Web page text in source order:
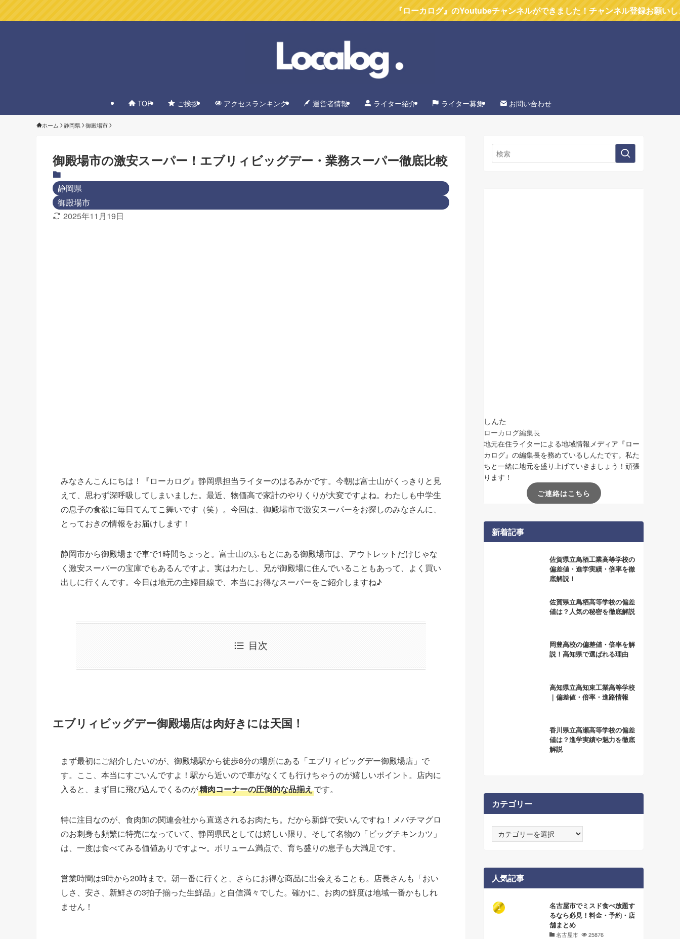
『ローカログ』のYoutubeチャンネルができました！チャンネル登録お願いします
TOP ご挨拶 アクセスランキング 運営者情報 ライター紹介 ライター募集 お問い合わせ
ホーム 静岡県 御殿場市
御殿場市の激安スーパー！エブリィビッグデー・業務スーパー徹底比較
静岡県
御殿場市
2025年11月19日
みなさんこんにちは！『ローカログ』静岡県担当ライターのはるみかです。今朝は富士山がくっきりと見
えて、思わず深呼吸してしまいました。最近、物価高で家計のやりくりが大変ですよね。わたしも中学生
の息子の食欲に毎日てんてこ舞いです（笑）。今回は、御殿場市で激安スーパーをお探しのみなさんに、
とっておきの情報をお届けします！
静岡市から御殿場まで車で1時間ちょっと。富士山のふもとにある御殿場市は、アウトレットだけじゃな
く激安スーパーの宝庫でもあるんですよ。実はわたし、兄が御殿場に住んでいることもあって、よく買い
出しに行くんです。今日は地元の主婦目線で、本当にお得なスーパーをご紹介しますね♪
目次
エブリィビッグデー御殿場店は肉好きには天国！
まず最初にご紹介したいのが、御殿場駅から徒歩8分の場所にある「エブリィビッグデー御殿場店」で
す。ここ、本当にすごいんですよ！駅から近いので車がなくても行けちゃうのが嬉しいポイント。店内に
入ると、まず目に飛び込んでくるのが精肉コーナーの圧倒的な品揃えです。
特に注目なのが、食肉卸の関連会社から直送されるお肉たち。だから新鮮で安いんですね！メバチマグロ
のお刺身も頻繁に特売になっていて、静岡県民としては嬉しい限り。そして名物の「ビッグチキンカツ」
は、一度は食べてみる価値ありですよ〜。ボリューム満点で、育ち盛りの息子も大満足です。
営業時間は9時から20時まで。朝一番に行くと、さらにお得な商品に出会えることも。店長さんも「おい
しさ、安さ、新鮮さの3拍子揃った生鮮品」と自信満々でした。確かに、お肉の鮮度は地域一番かもしれ
ません！
しんた
ローカログ編集長
地元在住ライターによる地域情報メディア『ロー
カログ』の編集長を務めているしんたです。私た
ちと一緒に地元を盛り上げていきましょう！頑張
ります！
ご連絡はこちら
新着記事
佐賀県立鳥栖工業高等学校の
偏差値・進学実績・倍率を徹
底解説！
佐賀県立鳥栖高等学校の偏差
値は？人気の秘密を徹底解説
岡豊高校の偏差値・倍率を解
説！高知県で選ばれる理由
高知県立高知東工業高等学校
｜偏差値・倍率・進路情報
香川県立高瀬高等学校の偏差
値は？進学実績や魅力を徹底
解説
カテゴリー
テ
ー
人気記事
名古屋市でミスド食べ放題す
るなら必見！料金・予約・店
舗まとめ
名古屋市 25876